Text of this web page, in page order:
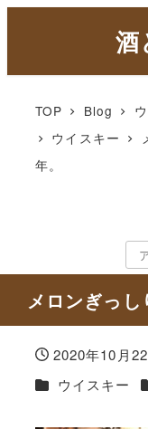
酒
TOP Blog
ウイスキー
年。
メロンぎっし
2020年10月
カテゴリー
ウイスキー